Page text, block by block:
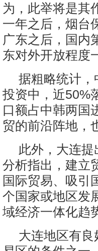
为，此举将是其
一年之后，烟台
广东之后，国内
东对外开放程度
据粗略统计
投资中，近50%
口额占中韩两国
贸的前沿阵地，
此外，大连
分析指出，建立
国际贸易、吸引
个国家或地区发
域经济一体化趋
大连地区有